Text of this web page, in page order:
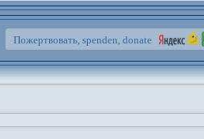
Пожертвовать, spenden, donate